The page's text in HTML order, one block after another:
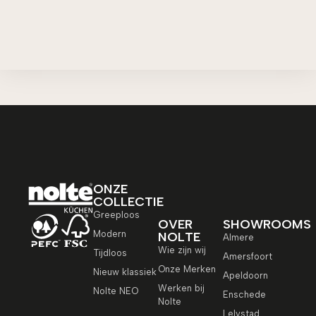
ONZE
COLLECTIE
Greeploos
Modern
Tijdloos
Nieuw klassiek
Nolte NEO
OVER
NOLTE
Wie zijn wij
Onze Merken
Werken bij
Nolte
SHOWROOMS
Almere
Amersfoort
Apeldoorn
Enschede
Lelystad